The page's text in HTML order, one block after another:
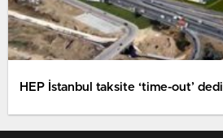
HEP İstanbul taksite ‘time-out’ dedi